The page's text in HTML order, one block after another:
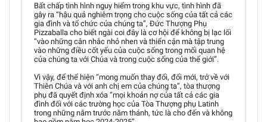
Bất chấp tình hình nguy hiểm trong khu vực, tình hình đã
gây ra “hậu quả nghiêm trọng cho cuộc sống của tất cả các
gia đình và tổ chức của chúng ta”, Đức Thượng Phụ
Pizzaballa cho biết ngài coi đây là cơ hội để không bị lạc lối
“vào những cân nhắc nhỏ nhen và thiển cận mà tập trung
vào những điều cốt yếu của cuộc sống trong mối quan hệ
của chúng ta với Chúa và trong cuộc sống của thế giới”.
Vì vậy, để thể hiện “mong muốn thay đổi, đổi mới, trở về với
Thiên Chúa và với anh chị em của chúng ta”, tòa thượng
phụ đã quyết định xóa “mọi khoản nợ của tất cả các gia
đình đối với các trường học của Tòa Thượng phụ Latinh
trong những năm trước năm thánh, tức là cho đến và không